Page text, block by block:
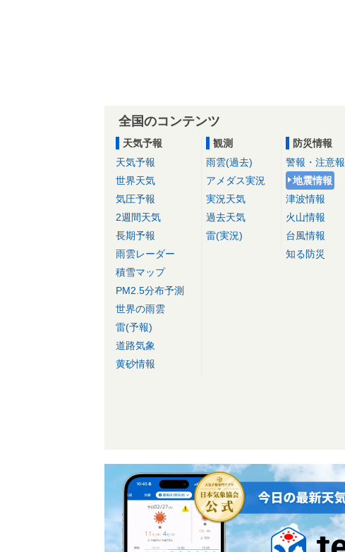
全国のコンテンツ
天気予報
天気予報
世界天気
気圧予報
2週間天気
長期予報
雨雲レーダー
積雪マップ
PM2.5分布予測
世界の雨雲
雷(予報)
道路気象
黄砂情報
観測
雨雲(過去)
アメダス実況
実況天気
過去天気
雷(実況)
防災情報
警報・注意報
地震情報
津波情報
火山情報
台風情報
知る防災